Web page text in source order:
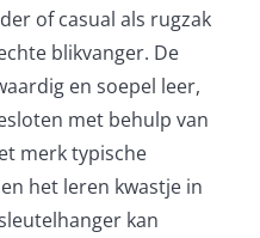
of casual als rugzak
blikvanger. De
en soepel leer,
met behulp van
merk typische
het leren kwastje in
kan